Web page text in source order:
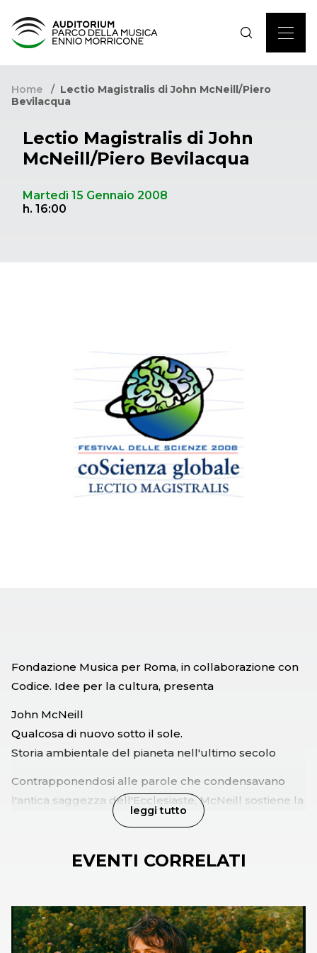
Home
Lectio Magistralis di John McNeill/Piero
Bevilacqua
Lectio Magistralis di John
McNeill/Piero Bevilacqua
Martedì 15 Gennaio 2008
h. 16:00
Fondazione Musica per Roma, in collaborazione con
Codice. Idee per la cultura, presenta
John McNeill
Qualcosa di nuovo sotto il sole.
Storia ambientale del pianeta nell'ultimo secolo
Contrapponendosi alle parole che condensavano
l'antica saggezza dell'Ecclesiaste, McNeill sostiene la
radicale portata dei cambiamenti che l'uomo del
Inconsapevolmente il genere umano ha sottoposto
questo si rivelerà l'aspetto più importante della
storia del XX secolo: più della Seconda Guerra
leggi tutto
EVENTI CORRELATI